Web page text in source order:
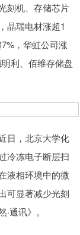
刻机、存储芯片
晶瑞电材涨超1
，华虹公司涨
利、佰维存储盘
日，北京大学化
冷冻电子断层扫
液相环境中的微
可显著减少光刻
通讯》。